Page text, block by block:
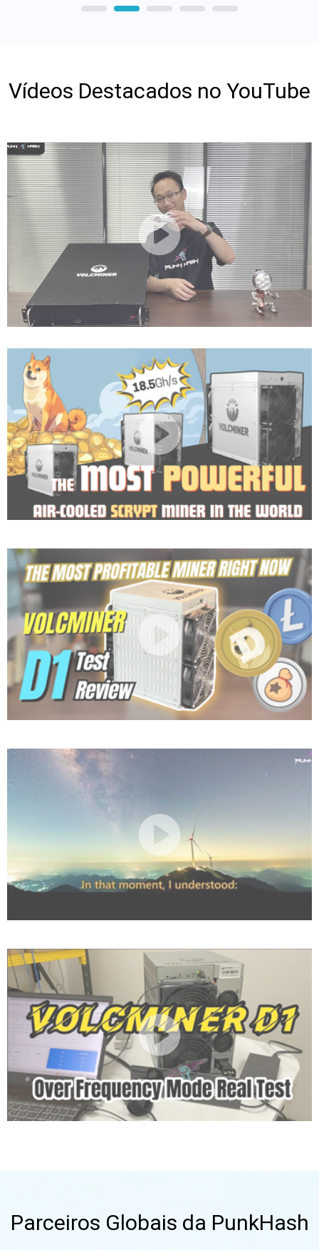
Vídeos Destacados no YouTube
Parceiros Globais da PunkHash